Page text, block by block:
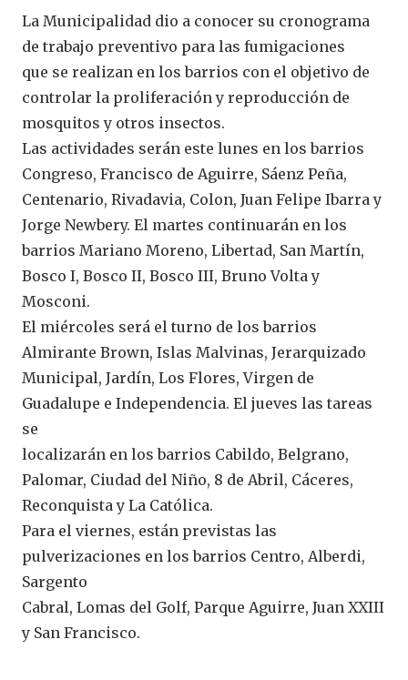
La Municipalidad dio a conocer su cronograma
de trabajo preventivo para las fumigaciones
que se realizan en los barrios con el objetivo de
controlar la proliferación y reproducción de
mosquitos y otros insectos.
Las actividades serán este lunes en los barrios
Congreso, Francisco de Aguirre, Sáenz Peña,
Centenario, Rivadavia, Colon, Juan Felipe Ibarra y
Jorge Newbery. El martes continuarán en los
barrios Mariano Moreno, Libertad, San Martín,
Bosco I, Bosco II, Bosco III, Bruno Volta y
Mosconi.
El miércoles será el turno de los barrios
Almirante Brown, Islas Malvinas, Jerarquizado
Municipal, Jardín, Los Flores, Virgen de
Guadalupe e Independencia. El jueves las tareas
se
localizarán en los barrios Cabildo, Belgrano,
Palomar, Ciudad del Niño, 8 de Abril, Cáceres,
Reconquista y La Católica.
Para el viernes, están previstas las
pulverizaciones en los barrios Centro, Alberdi,
Sargento
Cabral, Lomas del Golf, Parque Aguirre, Juan XXIII
y San Francisco.